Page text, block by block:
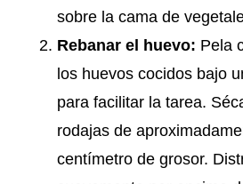
sobre la cama de
Rebanar el huevo: Pela
los huevos cocidos bajo
para facilitar la tarea.
rodajas de
centímetro de grosor.